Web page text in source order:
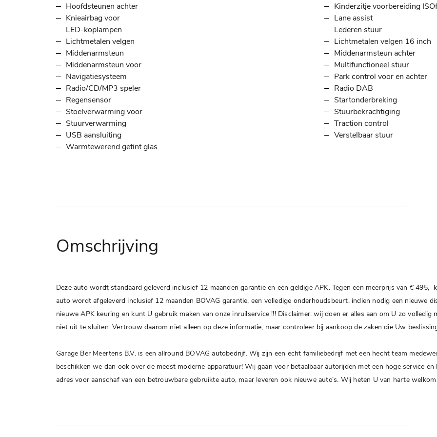
Hoofdsteunen achter
Kinderzitje voorbereiding
Knieairbag voor
Lane assist
LED-koplampen
Lederen stuur
Lichtmetalen velgen
Lichtmetalen velgen 16 inch
Middenarmsteun
Middenarmsteun achter
Middenarmsteun voor
Multifunctioneel stuur
Navigatiesysteem
Park control voor en achter
Radio/CD/MP3 speler
Radio DAB
Regensensor
Startonderbreking
Stoelverwarming voor
Stuurbekrachtiging
Stuurverwarming
Traction control
USB aansluiting
Verstelbaar stuur
Warmtewerend getint glas
Omschrijving
Deze auto wordt standaard geleverd inclusief 12 maanden garantie en een geldige APK. Tegen een meerprijs van €
auto wordt afgeleverd inclusief 12 maanden BOVAG garantie, een volledige onderhoudsbeurt, indien nodig een nieuwe
nieuwe APK keuring en kunt U gebruik maken van onze inruilservice !!! Disclaimer: wij doen er alles aan om U zo
niet uit te sluiten. Vertrouw daarom niet alleen op deze informatie, maar controleer bij aankoop de zaken die Uw
Garage Ber Meertens B.V. is een allround BOVAG autobedrijf. Wij zijn een echt familiebedrijf met een hecht team
beschikken we dan ook over de meest moderne apparatuur! Wij gaan voor betaalbaar autorijden met een hoge service
adres voor aanschaf van een betrouwbare gebruikte auto, maar leveren ook nieuwe auto’s. Wij heten U van harte